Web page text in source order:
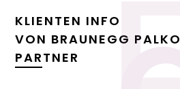
KLIENTEN INFO
VON BRAUNEGG
PARTNER